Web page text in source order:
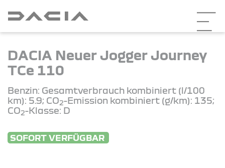
DACIA Neuer Jogger Journey
TCe 110
Benzin: Gesamtverbrauch kombiniert (l/100
km): 5.9; CO2-Emission kombiniert (g/km): 135;
CO2-Klasse: D
SOFORT VERFÜGBAR